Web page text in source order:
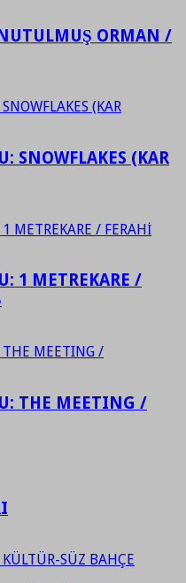
ORMAN /
SNOWFLAKES (KAR
1 METREKARE /
THE MEETING /